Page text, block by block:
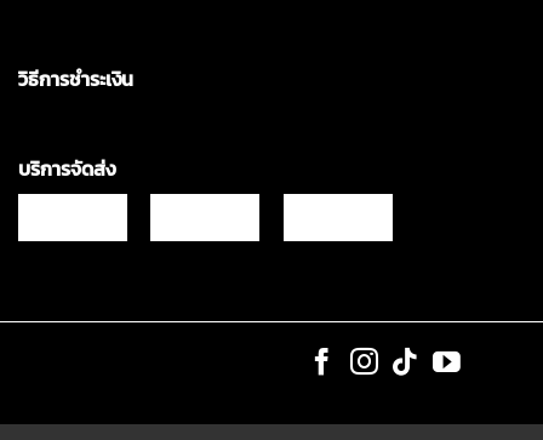
วิธีการชำระเงิน
บริการจัดส่ง